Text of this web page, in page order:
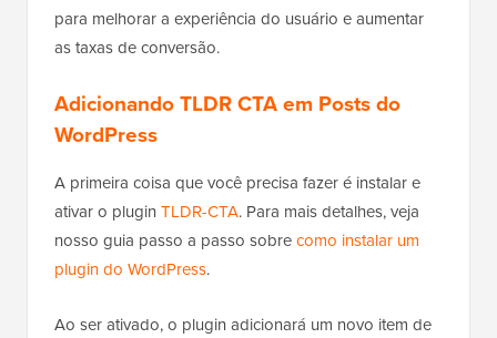
para melhorar a experiência do usuário e aumentar
as taxas de conversão.
Adicionando TLDR CTA em Posts do
WordPress
A primeira coisa que você precisa fazer é instalar e
ativar o plugin TLDR-CTA. Para mais detalhes, veja
nosso guia passo a passo sobrecomo instalar um
plugin do WordPress.
Ao ser ativado, o plugin adicionará um novo item de